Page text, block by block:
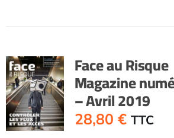
Face au Risque
Magazine
– Avril 2019
28,80 € TTC